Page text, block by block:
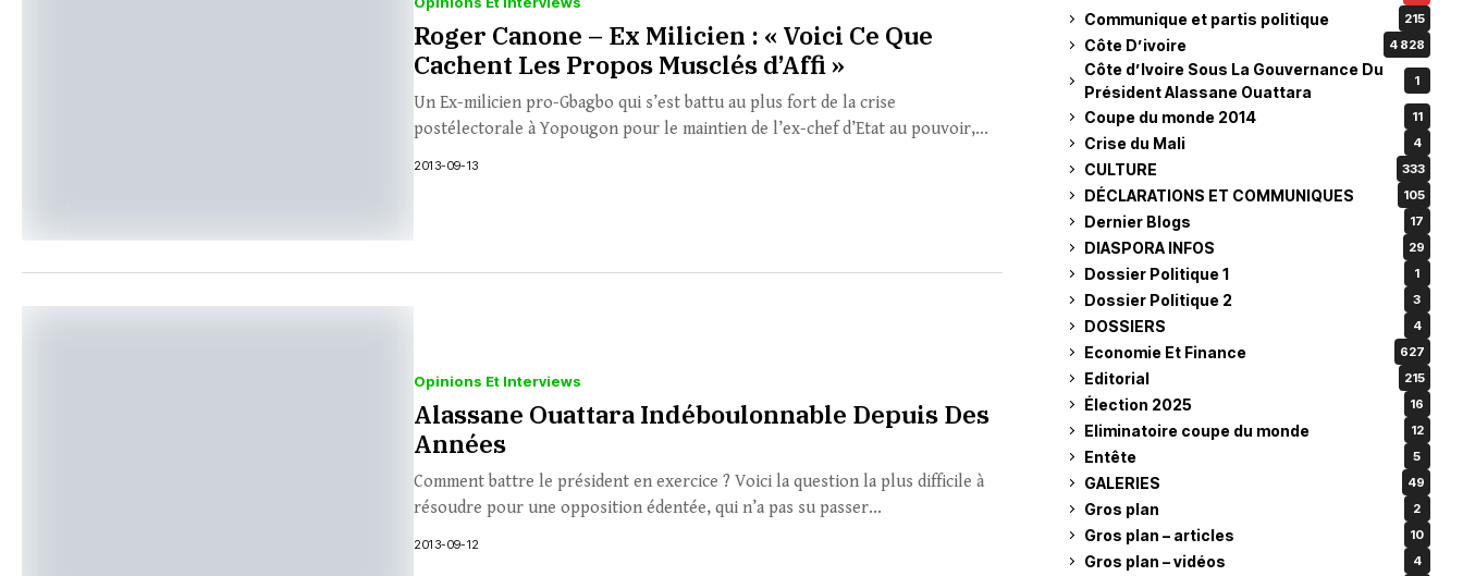
Roger Canone – Ex Milicien : « Voici Ce Que
Cachent Les Propos Musclés d’Affi »
Un Ex-milicien pro-Gbagbo qui s’est battu au plus fort de la crise
postélectorale à Yopougon pour le maintien de l’ex-chef d’Etat au pouvoir,...
2013-09-13
Opinions Et Interviews
Alassane Ouattara Indéboulonnable Depuis Des
Années
Comment battre le président en exercice ? Voici la question la plus difficile à
résoudre pour une opposition édentée, qui n’a pas su passer...
2013-09-12
Communique et partis politique 215
Côte D’ivoire 4 828
Côte d’Ivoire Sous La Gouvernance Du
Président Alassane Ouattara
1
Coupe du monde 2014 11
Crise du Mali 4
CULTURE 333
DÉCLARATIONS ET COMMUNIQUES 105
Dernier Blogs 17
DIASPORA INFOS 29
Dossier Politique 1 1
Dossier Politique 2 3
DOSSIERS 4
Economie Et Finance 627
Editorial 215
Élection 2025 16
Eliminatoire coupe du monde 12
Entête 5
GALERIES 49
Gros plan 2
Gros plan – articles 10
Gros plan – vidéos 4